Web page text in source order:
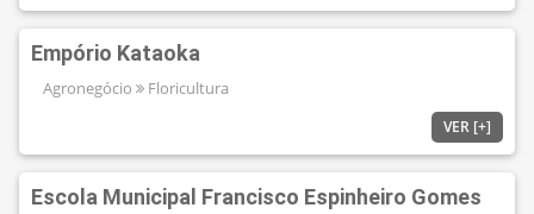
Empório Kataoka
Agronegócio Floricultura
VER [+]
Escola Municipal Francisco Espinheiro Gomes